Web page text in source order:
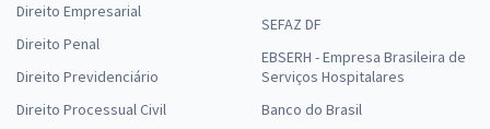
Direito Empresarial
Direito Penal
Direito Previdenciário
Direito Processual Civil
SEFAZ DF
EBSERH - Empresa Brasileira de
Serviços Hospitalares
Banco do Brasil